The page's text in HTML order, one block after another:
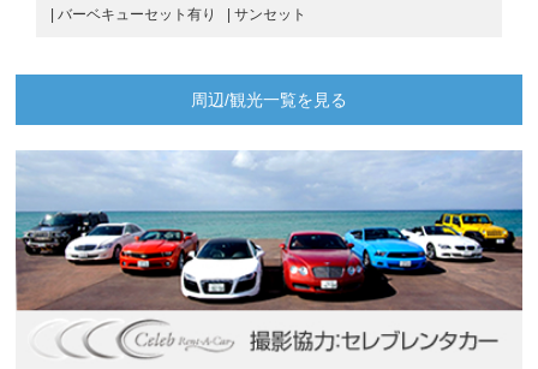
周辺/観光一覧を見る